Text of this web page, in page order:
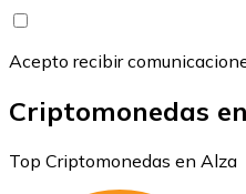
Acepto recibir
Criptomonedas
Top Criptomonedas en Alza